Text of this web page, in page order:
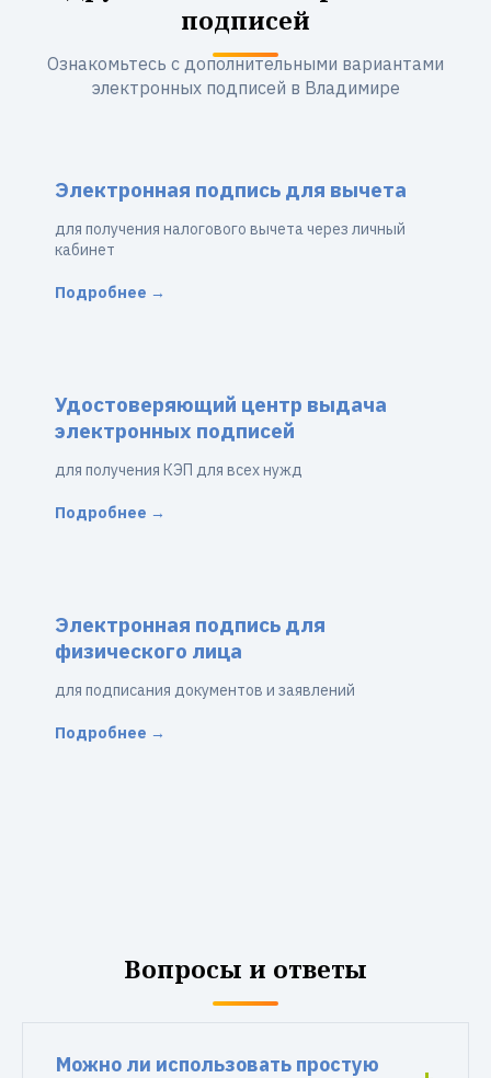
подписей
Ознакомьтесь с дополнительными вариантами
электронных подписей в Владимире
Электронная подпись для вычета
для получения налогового вычета через личный
кабинет
Подробнее →
Удостоверяющий центр выдача
электронных подписей
для получения КЭП для всех нужд
Подробнее →
Электронная подпись для
физического лица
для подписания документов и заявлений
Подробнее →
Вопросы и ответы
Можно ли использовать простую